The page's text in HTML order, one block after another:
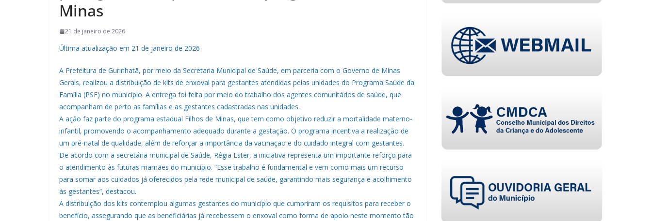
Minas
21 de janeiro de 2026
Última atualização em 21 de janeiro de 2026
A Prefeitura de Gurinhatã, por meio da Secretaria Municipal de Saúde, em parceria com o Governo de Minas
Gerais, realizou a distribuição de kits de enxoval para gestantes atendidas pelas unidades do Programa Saúde da
Família (PSF) no município. A entrega foi feita por meio do trabalho dos agentes comunitários de saúde, que
acompanham de perto as famílias e as gestantes cadastradas nas unidades.
A ação faz parte do programa estadual Filhos de Minas, que tem como objetivo reduzir a mortalidade materno-
infantil, promovendo o acompanhamento adequado durante a gestação. O programa incentiva a realização de
um pré-natal de qualidade, além de reforçar a importância da vacinação e do cuidado integral com gestantes.
De acordo com a secretária municipal de Saúde, Régia Ester, a iniciativa representa um importante reforço para
o atendimento às futuras mamães do município. “Esse trabalho é fundamental e vem como mais um recurso
para somar aos cuidados já oferecidos pela rede municipal de saúde, garantindo mais segurança e acolhimento
às gestantes”, destacou.
A distribuição dos kits contemplou algumas gestantes do município que cumpriram os requisitos para receber o
benefício, assegurando que as beneficiárias já recebessem o enxoval como forma de apoio neste momento tão